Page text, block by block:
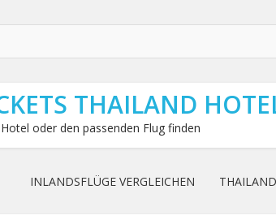
THAILAND
oder den passenden Flug finden
INLANDSFLÜGE VERGLEICHEN